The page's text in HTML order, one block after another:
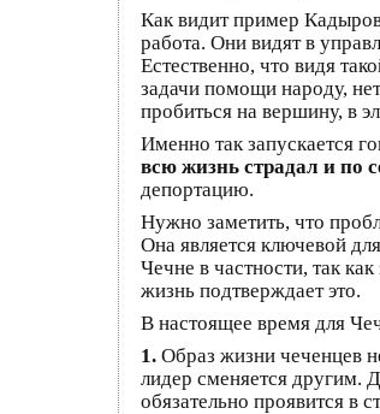
Как видит пример
работа. Они видят в
Естественно, что видя
задачи помощи народу,
пробиться на вершину, в
Именно так запускается
всю жизнь страдал и по
депортацию.
Нужно заметить, что
Она является ключевой
Чечне в частности, так
жизнь подтверждает это.
В настоящее время для
1. Образ жизни чеченцев
лидер сменяется другим.
обязательно проявится в